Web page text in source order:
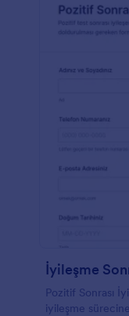
Pozitif Sonrası
iyileşme